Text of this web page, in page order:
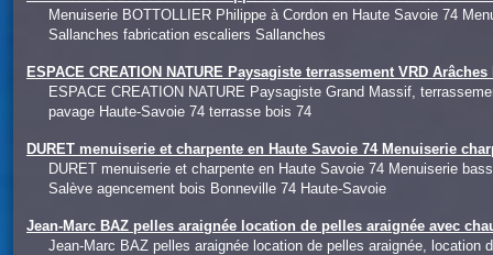
Menuiserie BOTTOLLIER Philippe à Cordon en Haute Savoie 74
Sallanches fabrication escaliers Sallanches
ESPACE CREATION NATURE Paysagiste terrassement VRD
ESPACE CREATION NATURE Paysagiste Grand Massif,
pavage Haute-Savoie 74 terrasse bois 74
DURET menuiserie et charpente en Haute Savoie 74 Menuiserie
DURET menuiserie et charpente en Haute Savoie 74 Menuiserie
Salève agencement bois Bonneville 74 Haute-Savoie
Jean-Marc BAZ pelles araignée location de pelles araignée avec
Jean-Marc BAZ pelles araignée location de pelles araignée,